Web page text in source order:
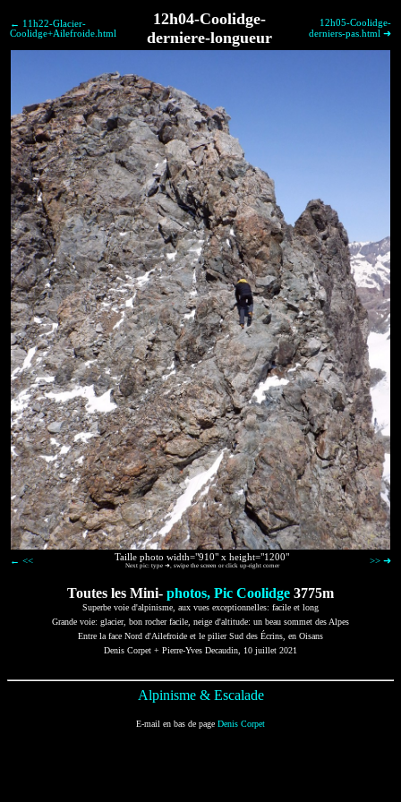
← 11h22-Glacier-
Coolidge+Ailefroide.html
12h04-Coolidge-
derniere-longueur
12h05-Coolidge-
derniers-pas.html ➜
← << Taille photo width="910" x height="1200"
Next pic: type ➜, swipe the screen or click up-right corner >> ➜
Toutes les Mini- photos, Pic Coolidge 3775m
Superbe voie d'alpinisme, aux vues exceptionnelles: facile et long
Grande voie: glacier, bon rocher facile, neige d'altitude: un beau sommet des Alpes
Entre la face Nord d'Ailefroide et le pilier Sud des Écrins, en Oisans
Denis Corpet + Pierre-Yves Decaudin, 10 juillet 2021
Alpinisme & Escalade
E-mail en bas de page Denis Corpet